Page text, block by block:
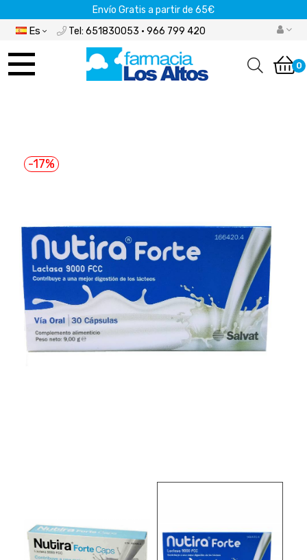
Envío Gratis a partir de 65€
Es Tel: 651830053 · 966 799 420
Navegación 0
-17%